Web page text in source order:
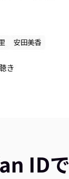
安田美香
き
ID